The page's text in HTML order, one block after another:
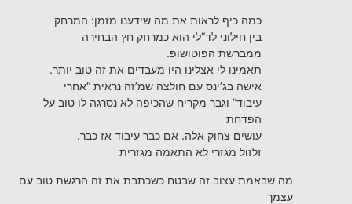
כמה כיף לראות את מה שידענו מזמן: המרחק
בין חילוני לד”לי הוא כמרחק חץ הבחירה
ממברשת הפוטושופ.
תאמינו לי אצלינו היו מעבדים את זה טוב יותר.
אישה בג’ינס עם חולצה שמ’זה נראית “אחרי
עיבוד” וגבר מקריח שהכיפה לא נסרגה לו טוב על
הפדחת
עושים צחוק אלה. אם כבר עיבוד אז כבר.
זלזול מגזרי לא התאמה מגזרית
מה שבאמת עצוב זה שבטח כשכתבת את זה הרגשת טוב עם
עצמך